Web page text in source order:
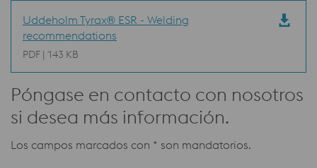
Uddeholm Tyrax® ESR - Welding
recommendations
PDF | 143 KB
Póngase en contacto con nosotros
si desea más información.
Los campos marcados con * son mandatorios.